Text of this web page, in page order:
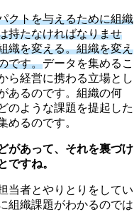
クトを与えるために組織
持たなければなりませ
織を変える。組織を変え
です。データを集めるこ
ら経営に携わる立場とし
あるのです。組織の何
のような課題を提起した
めるのです。
があって、それを裏づけ
ですね。
当者とやりとりをしてい
組織課題がわかるのでは